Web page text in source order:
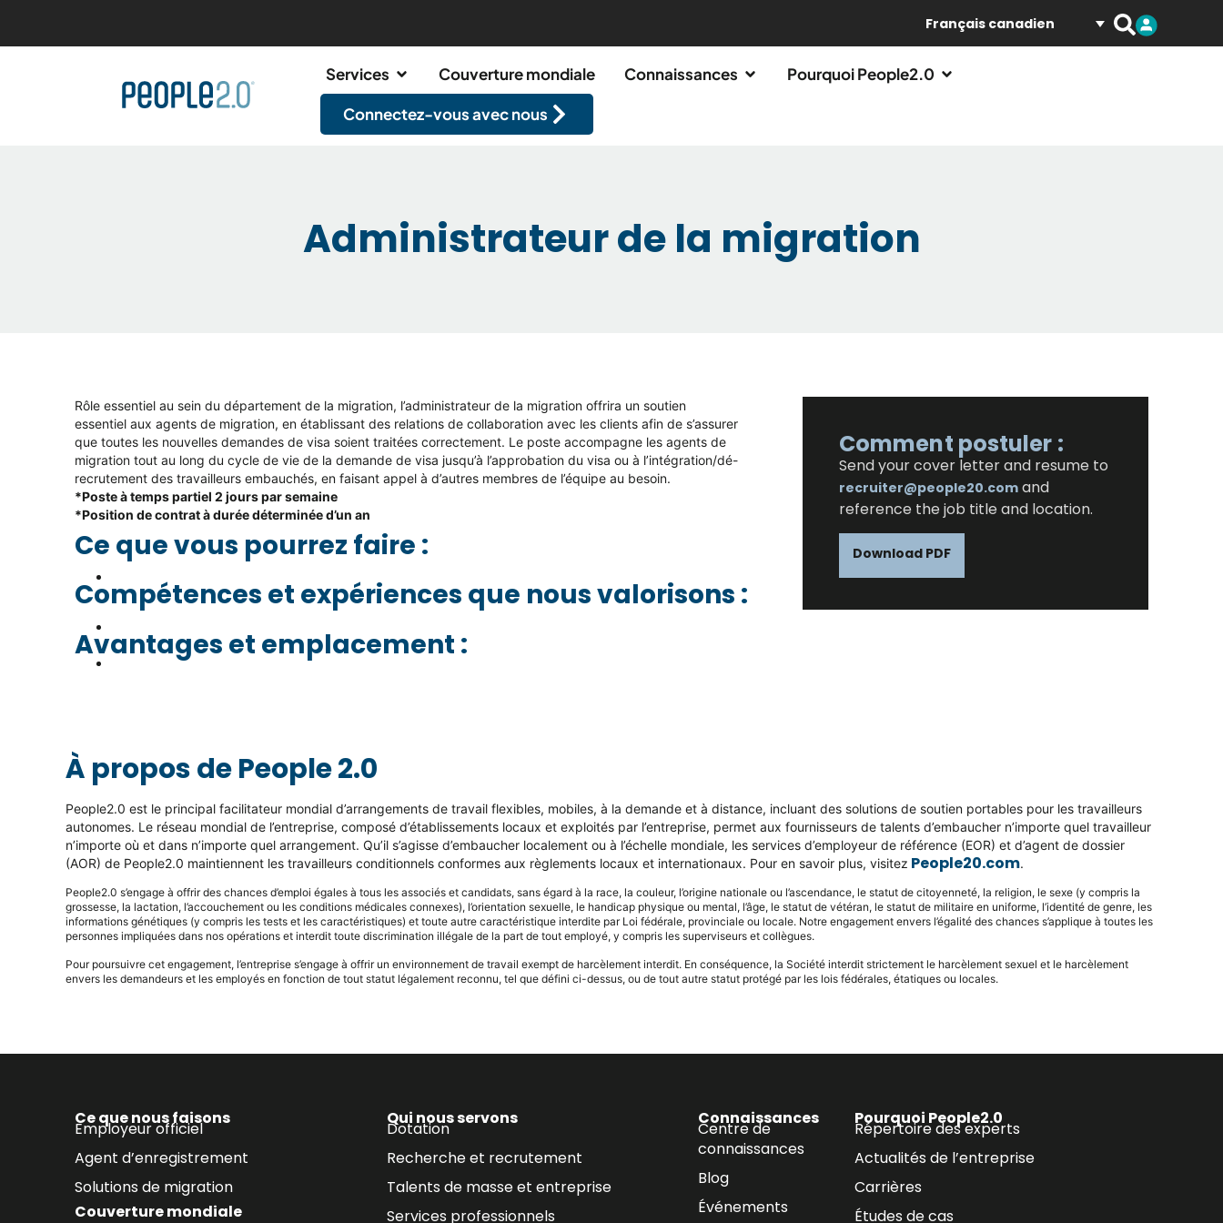
Français canadien
Services Couverture mondiale Connaissances
Pourquoi People2.0
Connectez-vous avec nous
Administrateur de la migration
Rôle essentiel au sein du département de la migration, l’administrateur de la migration offrira un soutien
essentiel aux agents de migration, en établissant des relations de collaboration avec les clients afin de s’assurer
que toutes les nouvelles demandes de visa soient traitées correctement. Le poste accompagne les agents de
migration tout au long du cycle de vie de la demande de visa jusqu’à l’approbation du visa ou à l’intégration/dé-
recrutement des travailleurs embauchés, en faisant appel à d’autres membres de l’équipe au besoin.
*Poste à temps partiel 2 jours par semaine
*Position de contrat à durée déterminée d’un an
Ce que vous pourrez faire :
Compétences et expériences que nous valorisons :
Avantages et emplacement :
Comment postuler :
Send your cover letter and resume to
recruiter@people20.comand
reference the job title and location.
Download PDF
À propos de People 2.0
People2.0 est le principal facilitateur mondial d’arrangements de travail flexibles, mobiles, à la demande et à distance, incluant des solutions de soutien portables pour les travailleurs
autonomes. Le réseau mondial de l’entreprise, composé d’établissements locaux et exploités par l’entreprise, permet aux fournisseurs de talents d’embaucher n’importe quel travailleur
n’importe où et dans n’importe quel arrangement. Qu’il s’agisse d’embaucher localement ou à l’échelle mondiale, les services d’employeur de référence (EOR) et d’agent de dossier
(AOR) de People2.0 maintiennent les travailleurs conditionnels conformes aux règlements locaux et internationaux. Pour en savoir plus, visitez People20.com.
People2.0 s’engage à offrir des chances d’emploi égales à tous les associés et candidats, sans égard à la race, la couleur, l’origine nationale ou l’ascendance, le statut de citoyenneté, la religion, le sexe (y compris la
grossesse, la lactation, l’accouchement ou les conditions médicales connexes), l’orientation sexuelle, le handicap physique ou mental, l’âge, le statut de vétéran, le statut de militaire en uniforme, l’identité de genre, les
informations génétiques (y compris les tests et les caractéristiques) et toute autre caractéristique interdite par Loi fédérale, provinciale ou locale. Notre engagement envers l’égalité des chances s’applique à toutes les
personnes impliquées dans nos opérations et interdit toute discrimination illégale de la part de tout employé, y compris les superviseurs et collègues.
Pour poursuivre cet engagement, l’entreprise s’engage à offrir un environnement de travail exempt de harcèlement interdit. En conséquence, la Société interdit strictement le harcèlement sexuel et le harcèlement
envers les demandeurs et les employés en fonction de tout statut légalement reconnu, tel que défini ci-dessus, ou de tout autre statut protégé par les lois fédérales, étatiques ou locales.
Ce que nous faisons
Employeur officiel
Agent d’enregistrement
Solutions de migration
Couverture mondiale
Qui nous servons
Dotation
Recherche et recrutement
Talents de masse et entreprise
Services professionnels
Connaissances
Centre de
connaissances
Blog
Événements
Pourquoi People2.0
Répertoire des experts
Actualités de l’entreprise
Carrières
Études de cas